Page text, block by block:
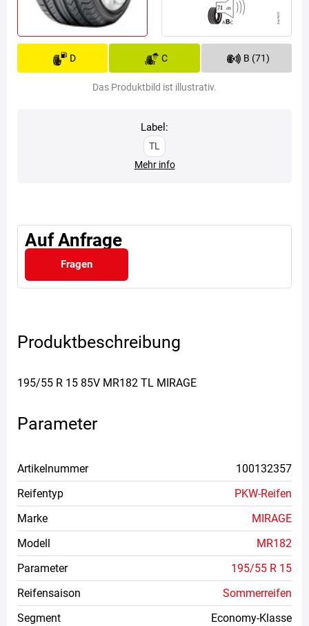
D C B (71)
Das Produktbild ist illustrativ.
Label:
TL
Mehr info
Auf Anfrage
Fragen
Produktbeschreibung
195/55 R 15 85V MR182 TL MIRAGE
Parameter
Artikelnummer
100132357
Reifentyp
PKW-Reifen
Marke
MIRAGE
Modell
MR182
Parameter
195/55 R 15
Reifensaison
Sommerreifen
Segment
Economy-Klasse